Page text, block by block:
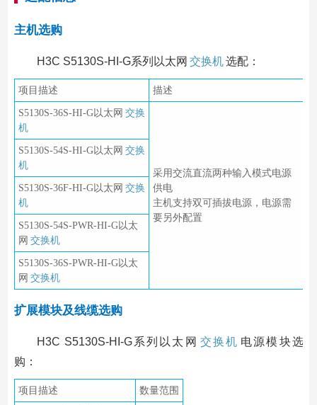
主机选购
H3C S5130S-HI-G系列以太网 交换机选配：
项目描述 描述
S5130S-36S-HI-G以太网 交换
机
采用交流直流两种输入模式电源
供电
主机支持双可插拔电源，电源需
要另外配置
S5130S-54S-HI-G以太网 交换
机
S5130S-36F-HI-G以太网 交换
机
S5130S-54S-PWR-HI-G以太
网 交换机
S5130S-36S-PWR-HI-G以太
网 交换机
扩展模块及线缆选购
H3C S5130S-HI-G系列以太网 交换机 电源模块选
购：
项目描述 数量范围